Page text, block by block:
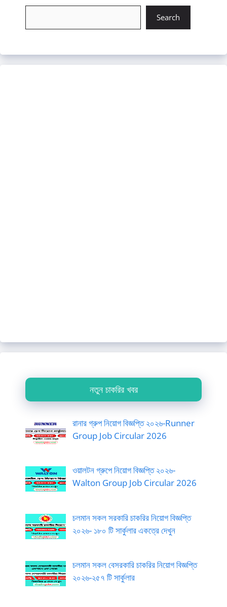
Search
নতুন চাকরির খবর
রানার গ্রুপ নিয়োগ বিজ্ঞপ্তি ২০২৬-Runner
Group Job Circular 2026
ওয়ালটন গ্রুপে নিয়োগ বিজ্ঞপ্তি ২০২৬-
Walton Group Job Circular 2026
চলমান সকল সরকারি চাকরির নিয়োগ বিজ্ঞপ্তি
২০২৬- ১৮০ টি সার্কুলার একত্রে দেখুন
চলমান সকল বেসরকারি চাকরির নিয়োগ বিজ্ঞপ্তি
২০২৬-২৫৭ টি সার্কুলার